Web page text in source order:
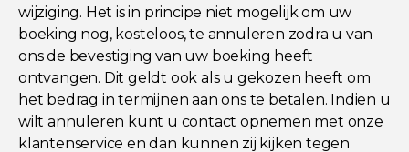
wijziging. Het is in principe niet mogelijk om uw
boeking nog, kosteloos, te annuleren zodra u van
ons de bevestiging van uw boeking heeft
ontvangen. Dit geldt ook als u gekozen heeft om
het bedrag in termijnen aan ons te betalen. Indien u
wilt annuleren kunt u contact opnemen met onze
klantenservice en dan kunnen zij kijken tegen